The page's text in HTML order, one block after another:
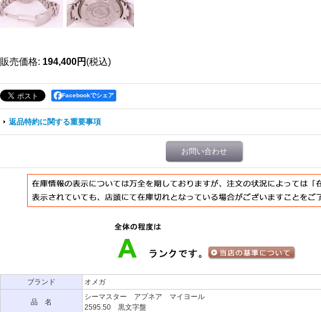
販売価格: 194,400円 (税込)
Facebookでシェア
返品特約に関する重要事項
お問い合わせ
ブランド オメガ
品 名
シーマスター アプネア マイヨール
2595.50 黒文字盤